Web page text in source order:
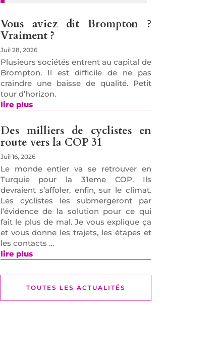
Vous aviez dit Brompton ?
Vraiment ?
Juil 28, 2026
Plusieurs sociétés entrent au capital de
Brompton. Il est difficile de ne pas
craindre une baisse de qualité. Petit
tour d’horizon.
lire plus
Des milliers de cyclistes en
route vers la COP 31
Juil 16, 2026
Le monde entier va se retrouver en
Turquie pour la 31eme COP. Ils
devraient s’affoler, enfin, sur le climat.
Les cyclistes les submergeront par
l’évidence de la solution pour ce qui
fait le plus de mal. Je vous explique ça
et vous donne les trajets, les étapes et
les contacts …
lire plus
TOUTES LES ACTUALITÉS